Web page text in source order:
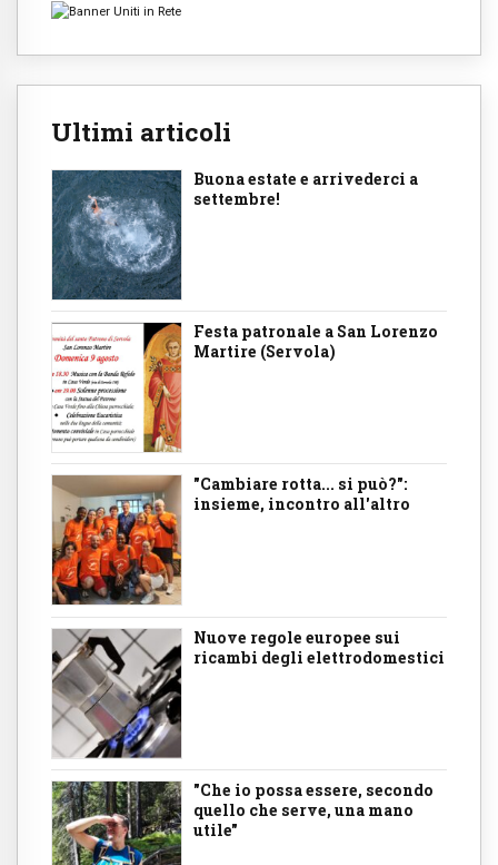
Ultimi articoli
Buona estate e arrivederci a
settembre!
Festa patronale a San Lorenzo
Martire (Servola)
"Cambiare rotta... si può?":
insieme, incontro all'altro
Nuove regole europee sui
ricambi degli elettrodomestici
"Che io possa essere, secondo
quello che serve, una mano
utile"